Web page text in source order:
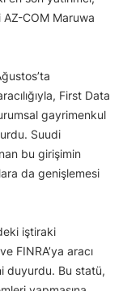
COM Maruwa
First Data
gayrimenkul
Suudi
bu girişimin
da genişlemesi
iştiraki
FINRA’ya aracı
duyurdu. Bu statü,